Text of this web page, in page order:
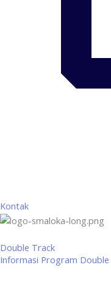
Kontak
Double Track
Informasi Program